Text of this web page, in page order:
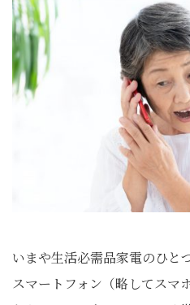
いまや生活必需品家電のひと
スマートフォン（略してスマ